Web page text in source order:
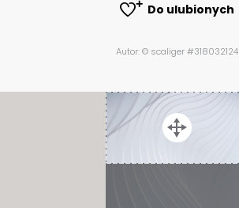
Do ulubionych
Autor: © scaliger #318032124